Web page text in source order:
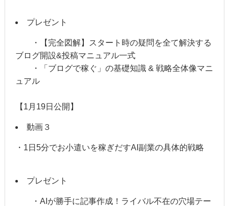
プレゼント
・【完全図解】スタート時の疑問を全て解決する
ブログ開設&投稿マニュアル一式
・「ブログで稼ぐ」の基礎知識 & 戦略全体像マニ
ュアル
【1月19日公開】
動画３
・1日5分でお小遣いを稼ぎだすAI副業の具体的戦略
プレゼント
・AIが勝手に記事作成！ライバル不在の穴場テー